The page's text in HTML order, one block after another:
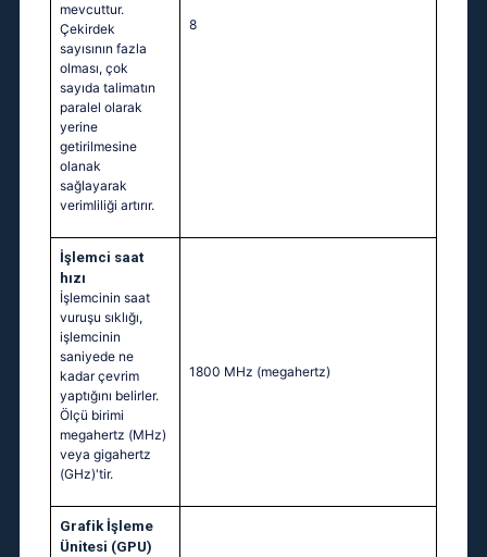
mevcuttur.
Çekirdek
sayısının fazla
olması, çok
sayıda talimatın
paralel olarak
yerine
getirilmesine
olanak
sağlayarak
verimliliği artırır.
8
İşlemci saat
hızı
İşlemcinin saat
vuruşu sıklığı,
işlemcinin
saniyede ne
kadar çevrim
yaptığını belirler.
Ölçü birimi
megahertz (MHz)
veya gigahertz
(GHz)'tir.
1800 MHz (megahertz)
Grafik İşleme
Ünitesi (GPU)